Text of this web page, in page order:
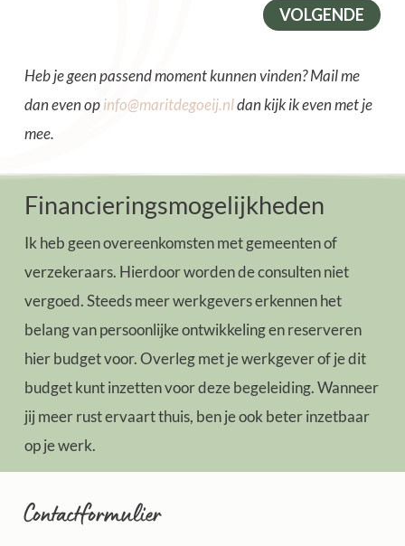
VOLGENDE
Heb je geen passend moment kunnen vinden? Mail me
dan even opinfo@maritdegoeij.nldan kijk ik even met je
mee.
Financieringsmogelijkheden
Ik heb geen overeenkomsten met gemeenten of
verzekeraars. Hierdoor worden de consulten niet
vergoed. Steeds meer werkgevers erkennen het
belang van persoonlijke ontwikkeling en reserveren
hier budget voor. Overleg met je werkgever of je dit
budget kunt inzetten voor deze begeleiding. Wanneer
jij meer rust ervaart thuis, ben je ook beter inzetbaar
op je werk.
Contactformulier